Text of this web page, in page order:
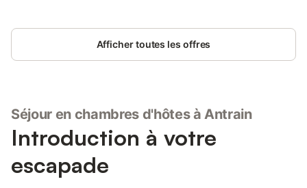
Afficher toutes les offres
Séjour en chambres d'hôtes à Antrain
Introduction à votre
escapade